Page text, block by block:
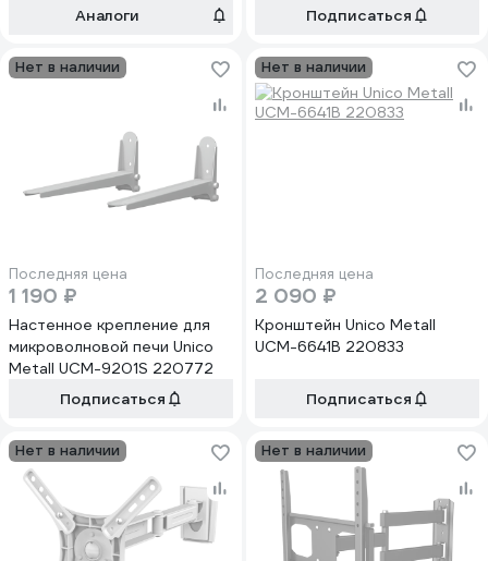
Аналоги Подписаться
Нет в наличии
Последняя цена
1 190 ₽
Настенное крепление для
микроволновой печи Unico
Metall UCM-9201S 220772
Подписаться
Нет в наличии
Последняя цена
2 090 ₽
Кронштейн Unico Metall
UCM-6641B 220833
Подписаться
Нет в наличии Нет в наличии